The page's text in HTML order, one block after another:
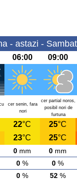
- astazi -
06:00 09:00
cer senin, fara
nori
cer partial noros,
posibil nori de
furtuna
22°C 25°C
23°C 25°C
0 mm 0 mm
0 % 0 %
0 % 52 %